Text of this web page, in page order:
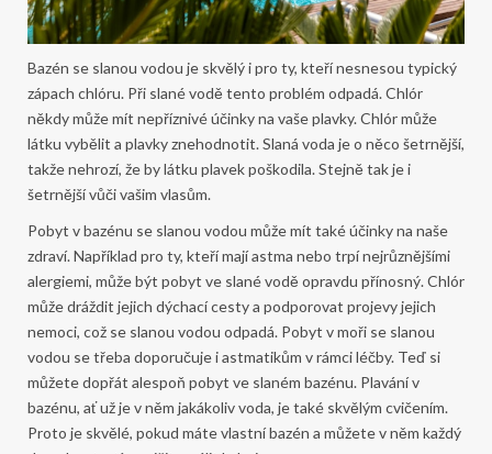
Bazén se slanou vodou je skvělý i pro ty, kteří nesnesou typický
zápach chlóru. Při slané vodě tento problém odpadá.Chlór
někdy může mít nepříznivé účinky na vaše plavky. Chlór může
látku vybělit a plavky znehodnotit. Slaná voda je o něco šetrnější,
takže nehrozí, že by látku plavek poškodila. Stejně tak je i
šetrnější vůči vašim vlasům.
Pobyt v bazénu se slanou vodou může mít také účinky na naše
zdraví. Například pro ty, kteří mají astma nebo trpí nejrůznějšími
alergiemi, může být pobyt ve slané vodě opravdu přínosný. Chlór
může dráždit jejich dýchací cesty a podporovat projevy jejich
nemoci, což se slanou vodou odpadá. Pobyt v moři se slanou
vodou se třeba doporučuje i astmatikům v rámci léčby. Teď si
můžete dopřát alespoň pobyt ve slaném bazénu. Plavání v
bazénu, ať už je v něm jakákoliv voda, je také skvělým cvičením.
Proto je skvělé, pokud máte vlastní bazén a můžete v něm každý